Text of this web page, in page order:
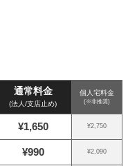
通常料金
(法人/支店止め)
個人宅料金
(※非推奨)
¥1,650 ¥2,750
¥990 ¥2,090